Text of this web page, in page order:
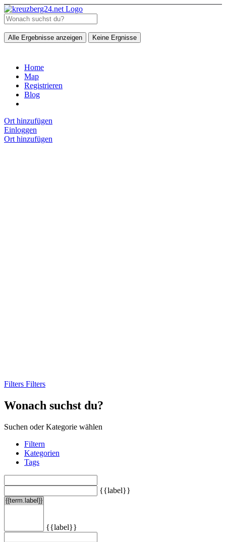
Alle Ergebnisse anzeigen Keine Ergnisse
Home
Map
Registrieren
Blog
Ort hinzufügen
Einloggen
Ort hinzufügen
Filters Filters
Wonach suchst du?
Suchen oder Kategorie wählen
Filtern
Kategorien
Tags
{{label}}
{{label}}